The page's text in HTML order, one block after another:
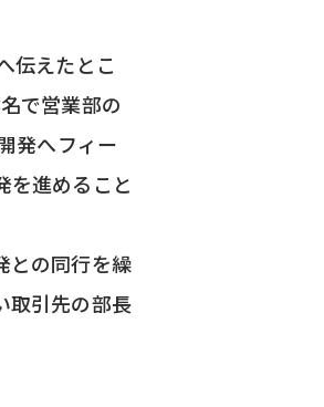
伝えたとこ
で営業部の
発へフィー
を進めること
との同行を繰
取引先の部長